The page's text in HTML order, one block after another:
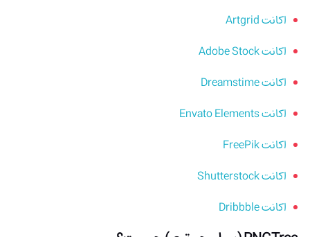
اکانت Artgrid
اکانت Adobe Stock
اکانت Dreamstime
اکانت Envato Elements
اکانت FreePik
اکانت Shutterstock
اکانت Dribbble